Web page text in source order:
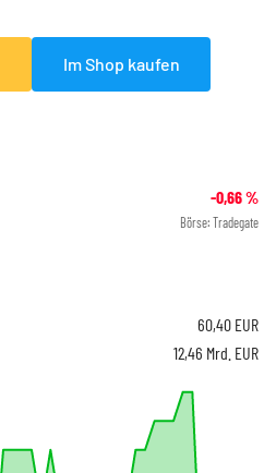
Im Shop kaufen
-0,66%
Börse: Tradegate
60,40 EUR
12,46 Mrd. EUR